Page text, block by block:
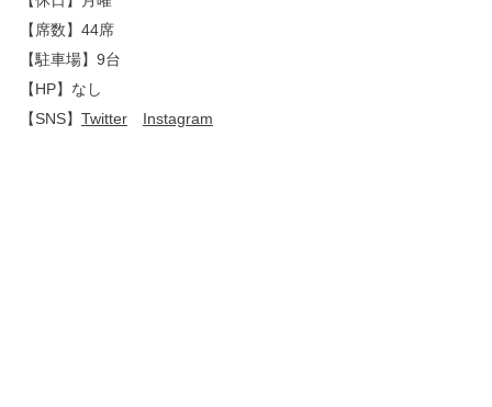
【席数】44席
【駐車場】9台
【HP】なし
【SNS】 Twitter Instagram